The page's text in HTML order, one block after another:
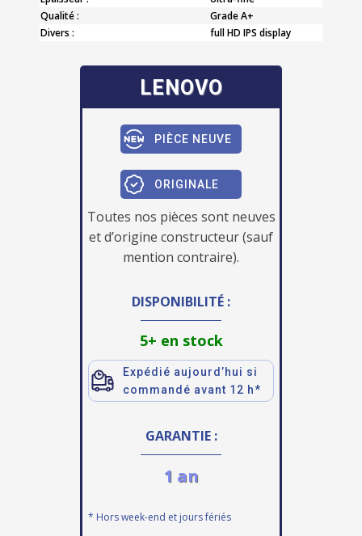
Qualité :
Grade A+
Divers :
full HD IPS display
LENOVO
PIÈCE NEUVE
ORIGINALE
Toutes nos pièces sont neuves
et d’origine constructeur (sauf
mention contraire).
DISPONIBILITÉ :
5+ en stock
Expédié aujourd’hui si
commandé avant 12 h*
GARANTIE :
1 an
* Hors week-end et jours fériés